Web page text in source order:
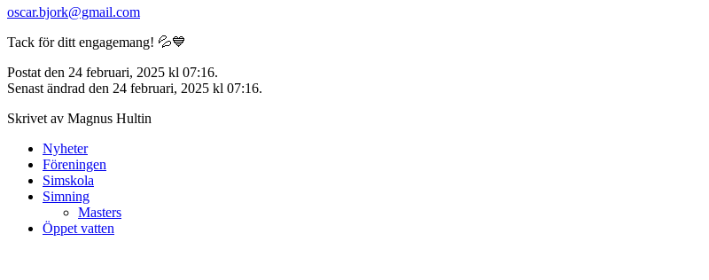
oscar.bjork@gmail.com
Tack för ditt engagemang! 💦💙
Postat den 24 februari, 2025 kl 07:16.
Senast ändrad den 24 februari, 2025 kl 07:16.
Skrivet av Magnus Hultin
Nyheter
Föreningen
Simskola
Simning
Masters
Öppet vatten